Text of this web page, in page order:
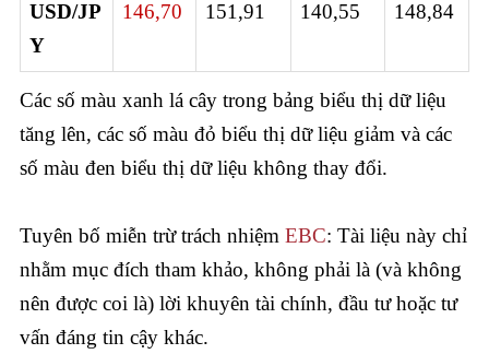
USD/JP
Y
146,70 151,91 140,55 148,84
Các số màu xanh lá cây trong bảng biểu thị dữ liệu
tăng lên, các số màu đỏ biểu thị dữ liệu giảm và các
số màu đen biểu thị dữ liệu không thay đổi.
Tuyên bố miễn trừ trách nhiệm EBC: Tài liệu này chỉ
nhằm mục đích tham khảo, không phải là (và không
nên được coi là) lời khuyên tài chính, đầu tư hoặc tư
vấn đáng tin cậy khác.